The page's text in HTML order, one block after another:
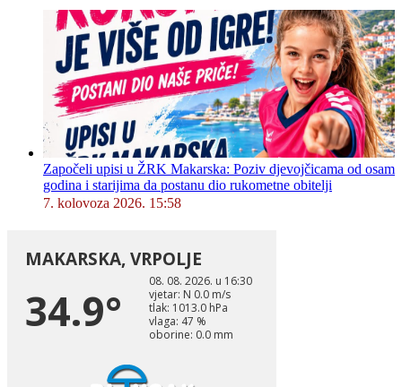
Započeli upisi u ŽRK Makarska: Poziv djevojčicama od osam
godina i starijima da postanu dio rukometne obitelji
7. kolovoza 2026. 15:58